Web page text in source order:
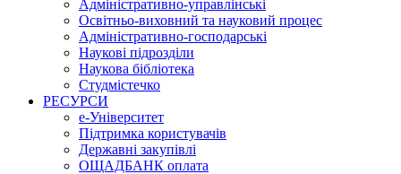
Адміністративно-управлінські
Освітньо-виховний та науковий процес
Адміністративно-господарські
Наукові підрозділи
Наукова бібліотека
Студмістечко
РЕСУРСИ
е-Університет
Підтримка користувачів
Державні закупівлі
ОЩАДБАНК оплата